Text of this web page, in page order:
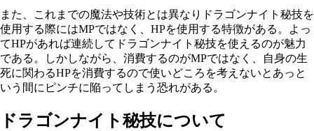
また、これまでの魔法や技術とは異なりドラゴンナイト秘技を
使用する際にはMPではなく、HPを使用する特徴がある。よっ
てHPがあれば連続してドラゴンナイト秘技を使えるのが魅力
である。しかしながら、消費するのがMPではなく、自身の生
死に関わるHPを消費するので使いどころを考えないとあっと
いう間にピンチに陥ってしまう恐れがある。
ドラゴンナイト秘技について